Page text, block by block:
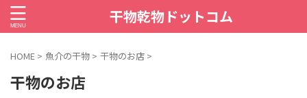
干物乾物ドットコム
HOME > 魚介の干物 > 干物のお店 >
干物のお店